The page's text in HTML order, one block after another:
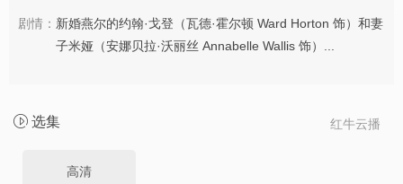
剧情： 新婚燕尔的约翰·戈登（瓦德·霍尔顿 Ward Horton 饰）和妻
子米娅（安娜贝拉·沃丽丝 Annabelle Wallis 饰）...
红牛云播
选集
高清